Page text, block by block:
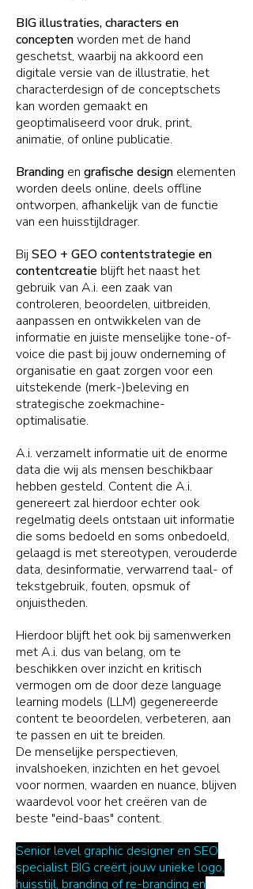
BIG illustraties, characters en
conceptenworden met de hand
geschetst, waarbij na akkoord een
digitale versie van de illustratie, het
characterdesign of de conceptschets
kan worden gemaakt en
geoptimaliseerd voor druk, print,
animatie, of online publicatie.
Branding en grafische design elementen
worden deels online, deels offline
ontworpen, afhankelijk van de functie
van een huisstijldrager.
Bij SEO + GEO contentstrategie en
contentcreatie blijft het naast het
gebruik van A.i. een zaak van
controleren, beoordelen, uitbreiden,
aanpassen en ontwikkelen van de
informatie en juiste menselijke tone-of-
voice die past bij jouw onderneming of
organisatie en gaat zorgen voor een
uitstekende (merk-)beleving en
strategische zoekmachine-
optimalisatie.
A.i. verzamelt informatie uit de enorme
data die wij als mensen beschikbaar
hebben gesteld. Content die A.i.
genereert zal hierdoor echter ook
regelmatig deels ontstaan uit informatie
die soms bedoeld en soms onbedoeld,
gelaagd is met stereotypen, verouderde
data, desinformatie, verwarrend taal- of
tekstgebruik, fouten, opsmuk of
onjuistheden.
Hierdoor blijft het ook bij samenwerken
met A.i. dus van belang, om te
beschikken over inzicht en kritisch
vermogen om de door deze language
learning models (LLM) gegenereerde
content te beoordelen, verbeteren, aan
te passen en uit te breiden.
De menselijke perspectieven,
invalshoeken, inzichten en het gevoel
voor normen, waarden en nuance, blijven
waardevol voor het creëren van de
beste "eind-baas" content.
Senior level graphic designer en SEO
specialist BIG creërt jouw unieke logo,
huisstijl, branding of re-branding en